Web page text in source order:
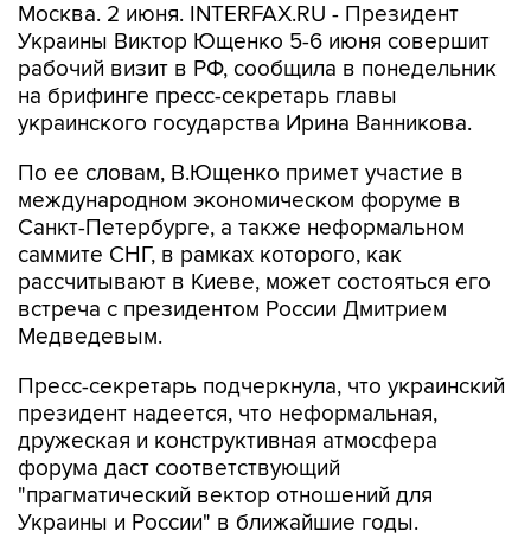
Москва. 2 июня. INTERFAX.RU - Президент
Украины Виктор Ющенко 5-6 июня совершит
рабочий визит в РФ, сообщила в понедельник
на брифинге пресс-секретарь главы
украинского государства Ирина Ванникова.
По ее словам, В.Ющенко примет участие в
международном экономическом форуме в
Санкт-Петербурге, а также неформальном
саммите СНГ, в рамках которого, как
рассчитывают в Киеве, может состояться его
встреча с президентом России Дмитрием
Медведевым.
Пресс-секретарь подчеркнула, что украинский
президент надеется, что неформальная,
дружеская и конструктивная атмосфера
форума даст соответствующий
"прагматический вектор отношений для
Украины и России" в ближайшие годы.